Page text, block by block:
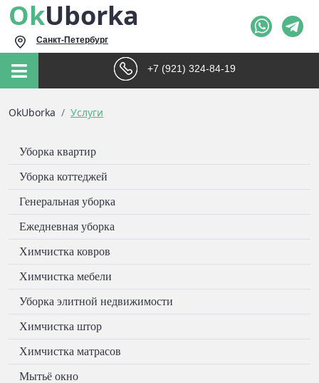
OkUborka
Санкт-Петербург
+7 (921) 324-84-19
OkUborka Услуги
Уборка квартир
Уборка коттеджей
Генеральная уборка
Ежедневная уборка
Химчистка ковров
Химчистка мебели
Уборка элитной недвижимости
Химчистка штор
Химчистка матрасов
Мытьё окно